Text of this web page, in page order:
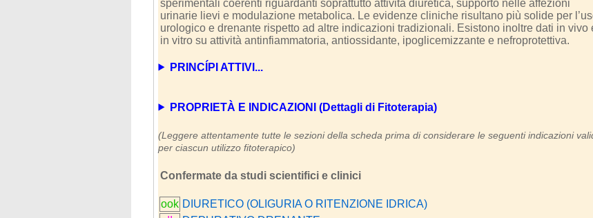
sperimentali coerenti riguardanti soprattutto attività diuretica, supporto nelle affezioni
urinarie lievi e modulazione metabolica. Le evidenze cliniche risultano più solide per
urologico e drenante rispetto ad altre indicazioni tradizionali. Esistono inoltre dati in vivo
in vitro su attività antinfiammatoria, antiossidante, ipoglicemizzante e nefroprotettiva.
PRINCÍPI ATTIVI...
PROPRIETÀ E INDICAZIONI (Dettagli di Fitoterapia)
(Leggere attentamente tutte le sezioni della scheda prima di considerare le seguenti indicazioni
per ciascun utilizzo fitoterapico)
Confermate da studi scientifici e clinici
ook DIURETICO (OLIGURIA O RITENZIONE IDRICA)